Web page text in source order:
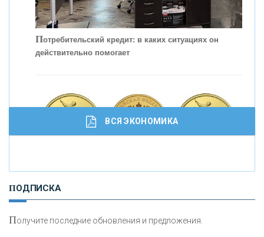
Потребительский кредит: в каких ситуациях он
действительно помогает
И
сохранения и увеличения капитала
ВСЯ ЭКОНОМИКА
ПОДПИСКА
Получите последние обновления и предложения.